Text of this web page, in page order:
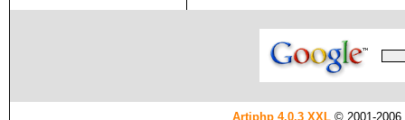
Artiphp 4.0.3 XXL © 2001-